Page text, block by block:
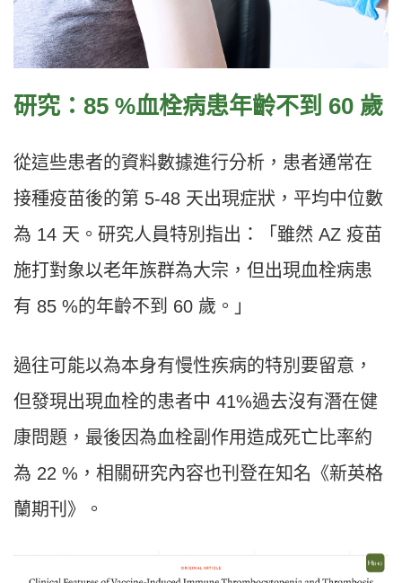
研究：85 %血栓病患年齡不到 60 歲
從這些患者的資料數據進行分析，患者通常在
接種疫苗後的第 5-48 天出現症狀，平均中位數
為 14 天。研究人員特別指出：「雖然 AZ 疫苗
施打對象以老年族群為大宗，但出現血栓病患
有 85 %的年齡不到 60 歲。」
過往可能以為本身有慢性疾病的特別要留意，
但發現出現血栓的患者中 41%過去沒有潛在健
康問題，最後因為血栓副作用造成死亡比率約
為 22 %，相關研究內容也刊登在知名《新英格
蘭期刊》。